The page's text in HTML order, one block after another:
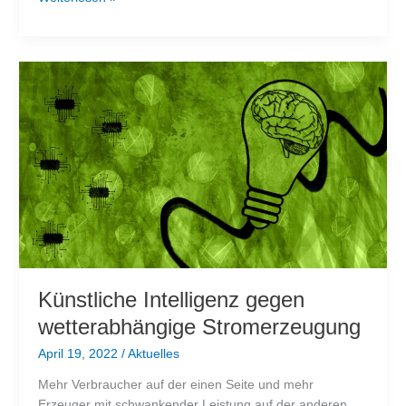
erneuerbarer
Energien
Künstliche Intelligenz gegen
wetterabhängige Stromerzeugung
April 19, 2022 / Aktuelles
Mehr Verbraucher auf der einen Seite und mehr